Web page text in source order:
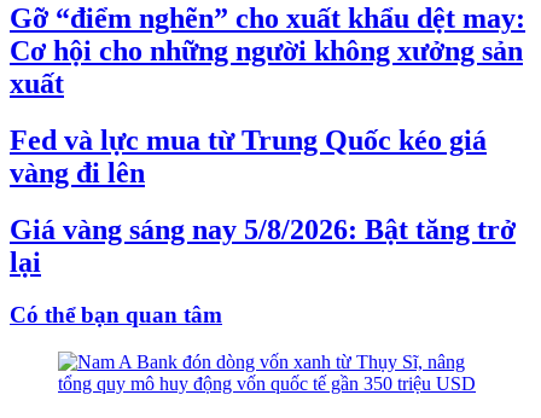
Gỡ “điểm nghẽn” cho xuất khẩu dệt may:
Cơ hội cho những người không xưởng sản
xuất
Fed và lực mua từ Trung Quốc kéo giá
vàng đi lên
Giá vàng sáng nay 5/8/2026: Bật tăng trở
lại
Có thể bạn quan tâm